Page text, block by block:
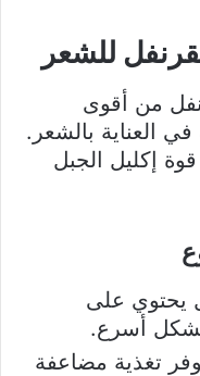
للشعر
من أقوى
العناية بالشعر.
إكليل الجبل
يحتوي على
أسرع.
تغذية مضاعفة